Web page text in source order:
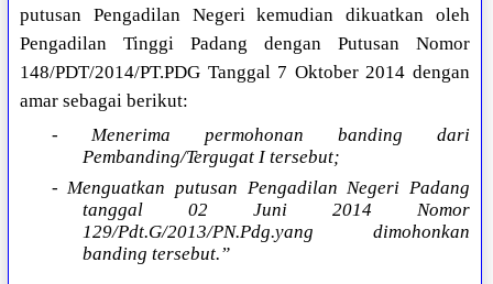
putusan Pengadilan Negeri kemudian dikuatkan oleh
Pengadilan Tinggi Padang dengan Putusan Nomor
148/PDT/2014/PT.PDG Tanggal 7 Oktober 2014 dengan
amar sebagai berikut:
- Menerima permohonan banding dari
Pembanding/Tergugat I tersebut;
- Menguatkan putusan Pengadilan Negeri Padang
tanggal 02 Juni 2014 Nomor
129/Pdt.G/2013/PN.Pdg.yang dimohonkan
banding tersebut.”